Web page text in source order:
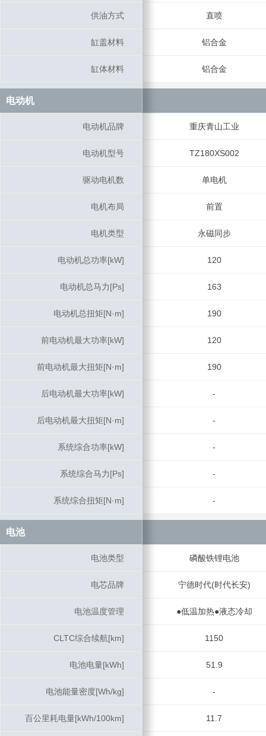
供油方式 直喷
缸盖材料 铝合金
缸体材料 铝合金
电动机
电动机品牌 重庆青山工业
电动机型号 TZ180XS002
驱动电机数 单电机
电机布局 前置
电机类型 永磁同步
电动机总功率[kW] 120
电动机总马力[Ps] 163
电动机总扭矩[N·m] 190
前电动机最大功率[kW] 120
前电动机最大扭矩[N·m] 190
后电动机最大功率[kW] -
后电动机最大扭矩[N·m] -
系统综合功率[kW] -
系统综合马力[Ps] -
系统综合扭矩[N·m] -
电池
电池类型 磷酸铁锂电池
电芯品牌 宁德时代(时代长安)
电池温度管理 ●低温加热●液态冷却
CLTC综合续航[km] 1150
电池电量[kWh] 51.9
电池能量密度[Wh/kg] -
百公里耗电量[kWh/100km] 11.7
供油方式
缸盖材料
缸体材料
电动机
电动机品牌
电动机型号
驱动电机数
电机布局
电机类型
电动机总功率[kW]
电动机总马力[Ps]
电动机总扭矩[N·m]
前电动机最大功率[kW]
前电动机最大扭矩[N·m]
后电动机最大功率[kW]
后电动机最大扭矩[N·m]
系统综合功率[kW]
系统综合马力[Ps]
系统综合扭矩[N·m]
电池
电池类型
电芯品牌
电池温度管理
CLTC综合续航[km]
电池电量[kWh]
电池能量密度[Wh/kg]
百公里耗电量[kWh/100km]